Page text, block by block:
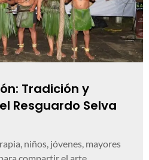
Tradición y
Resguardo Selva
niños, jóvenes, mayores